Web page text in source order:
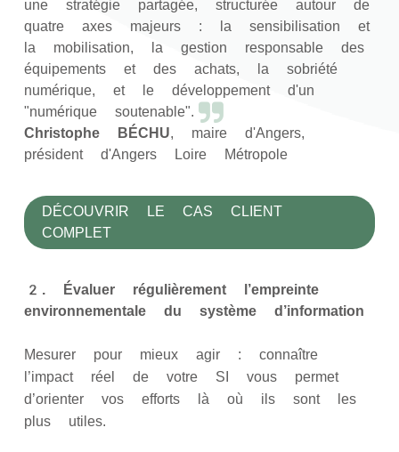
une stratégie partagée, structurée autour de
quatre axes majeurs : la sensibilisation et
la mobilisation, la gestion responsable des
équipements et des achats, la sobriété
numérique, et le développement d'un
"numérique soutenable".
Christophe BÉCHU, maire d'Angers,
président d'Angers Loire Métropole
DÉCOUVRIR LE CAS CLIENT
COMPLET
2. Évaluer régulièrement l’empreinte
environnementale du système d’information
Mesurer pour mieux agir : connaître
l’impact réel de votre SI vous permet
d’orienter vos efforts là où ils sont les
plus utiles.